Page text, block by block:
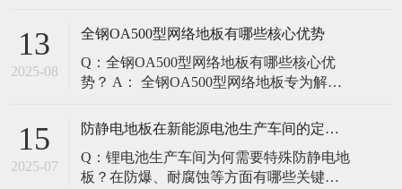
您必须计算机房规划区域内最重设备的单
点载荷（通常指服务器机柜的支脚压
力）。 轻型机房（标准服务器/网络柜）：
单点载荷通常在1960N，主流的优质复合地
13
2025-08
全钢OA500型网络地板有哪些核心优势
Q：全钢OA500型网络地板有哪些核心优
势？ A： 全钢OA500型网络地板专为解决
以下核心优势： 高强度结构：采用优质冷
轧钢板拉伸焊接成型，表面磷化后静电喷
塑，防锈耐磨，承重性能优异。 便捷布
线：配套活动线槽板设计，可轻松掀起盖
15
2025-07
防静电地板在新能源电池生产车间的定制化解决方案
Q：锂电池生产车间为何需要特殊防静电地
板？在防爆、耐腐蚀等方面有哪些关键技